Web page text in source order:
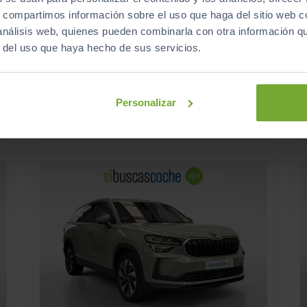
información sobre el uso que haga del sitio web
web, quienes pueden combinarla con otra información
uso que haya hecho de sus servicios.
Personalizar
€
AUDI Q3
ADVANCED 35 TDI 110KW (150CV) S TRONIC
39.209
31.900 €
379
€/mes